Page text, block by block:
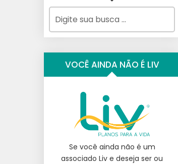
VOCÊ AINDA NÃO É LIV
Se você ainda não é um
associado Liv e deseja ser ou